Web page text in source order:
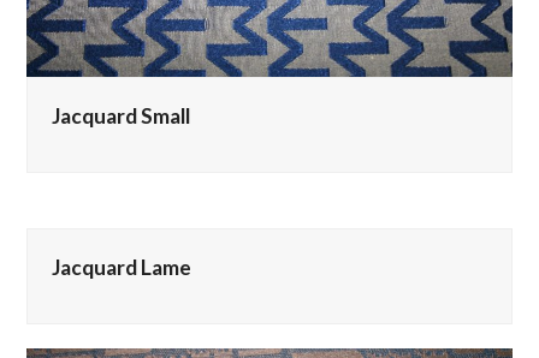
Jacquard Small
Jacquard Lame